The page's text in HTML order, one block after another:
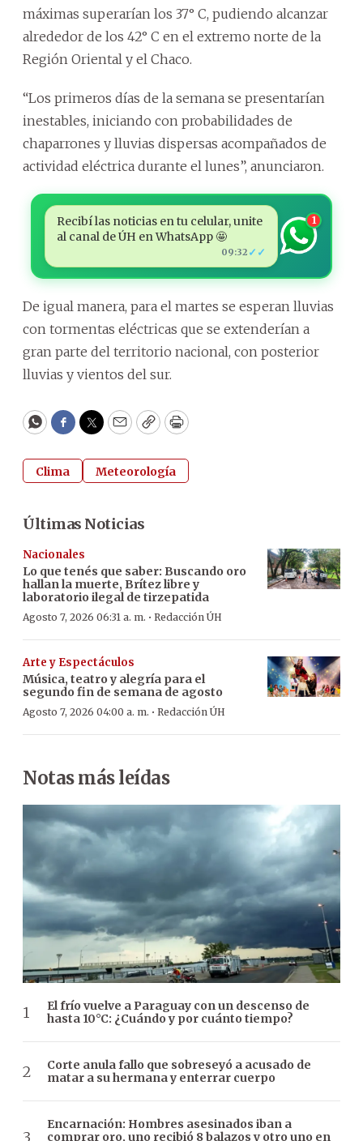
máximas superarían los 37° C, pudiendo alcanzar
alrededor de los 42° C en el extremo norte de la
Región Oriental y el Chaco.
“Los primeros días de la semana se presentarían
inestables, iniciando con probabilidades de
chaparrones y lluvias dispersas acompañados de
actividad eléctrica durante el lunes”, anunciaron.
Recibí las noticias en tu celular, unite
al canal de ÚH en WhatsApp 🤩
09:32 ✓✓
1
De igual manera, para el martes se esperan lluvias
con tormentas eléctricas que se extenderían a
gran parte del territorio nacional, con posterior
lluvias y vientos del sur.
WhatsApp
Facebook
Twitter
EmailCopyPrint
Clima Meteorología
Últimas Noticias
Nacionales
Lo que tenés que saber: Buscando oro
hallan la muerte, Brítez libre y
laboratorio ilegal de tirzepatida
Agosto 7, 2026 06:31 a. m. · Redacción ÚH
Arte y Espectáculos
Música, teatro y alegría para el
segundo fin de semana de agosto
Agosto 7, 2026 04:00 a. m. · Redacción ÚH
Notas más leídas
El frío vuelve a Paraguay con un descenso de
hasta 10°C: ¿Cuándo y por cuánto tiempo?
Corte anula fallo que sobreseyó a acusado de
matar a su hermana y enterrar cuerpo
Encarnación: Hombres asesinados iban a
comprar oro, uno recibió 8 balazos y otro uno en